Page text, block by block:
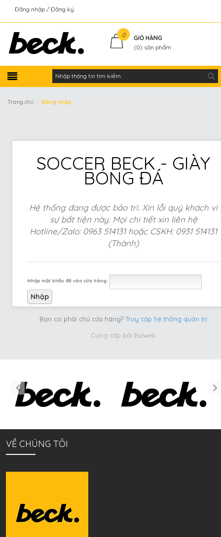
Đăng nhập Đăng ký
0
GIỎ HÀNG
(0) sản phẩm
Trang chủ Đăng nhập
SOCCER BECK - GIÀY
BÓNG ĐÁ
Hệ thống đang được bảo trì. Xin lỗi quý khách vì
sự bất tiện này. Mọi chi tiết xin liên hệ
Hotline/Zalo: 0963 514131 hoặc CSKH: 0931 514131
(Thành)
Nhập mật khẩu để vào cửa hàng:
Bạn có phải chủ cửa hàng? Truy cập hệ thống quản trị
Cung cấp bởi Bizweb
VỀ CHÚNG TÔI